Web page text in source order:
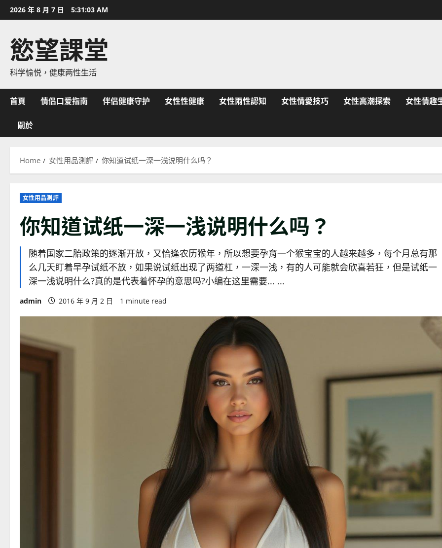
Skip
to
2026 年 8 月 7 日 5:31:04 AM
慾望課堂
科学愉悦，健康两性生活
首頁 情侣口爱指南 伴侣健康守护 女性性健康 女性兩性認知 女性情愛技巧 女性高潮探索 女性情趣
關於
Home 女性用品測評 你知道试纸一深一浅说明什么吗？
女性用品測評
你知道试纸一深一浅说明什么吗？
随着国家二胎政策的逐渐开放，又恰逢农历猴年，所以想要孕育一个猴宝宝的人越来越多，每个月总有那
么几天盯着早孕试纸不放，如果说试纸出现了两道杠，一深一浅，有的人可能就会欣喜若狂，但是试纸一
深一浅说明什么?真的是代表着怀孕的意思吗?小编在这里需要... ...
admin 2016 年 9 月 2 日 1 minute read